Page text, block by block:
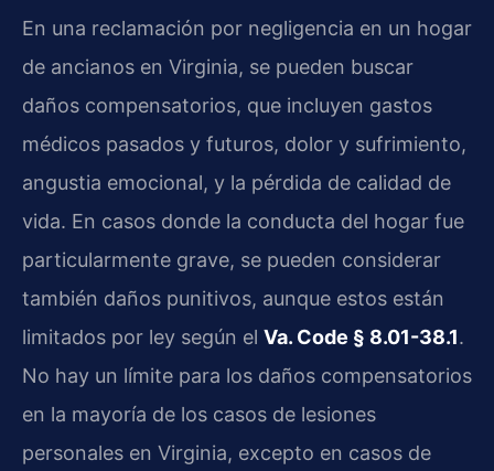
En una reclamación por negligencia en un hogar
de ancianos en Virginia, se pueden buscar
daños compensatorios, que incluyen gastos
médicos pasados y futuros, dolor y sufrimiento,
angustia emocional, y la pérdida de calidad de
vida. En casos donde la conducta del hogar fue
particularmente grave, se pueden considerar
también daños punitivos, aunque estos están
limitados por ley según el Va. Code § 8.01-38.1.
No hay un límite para los daños compensatorios
en la mayoría de los casos de lesiones
personales en Virginia, excepto en casos de